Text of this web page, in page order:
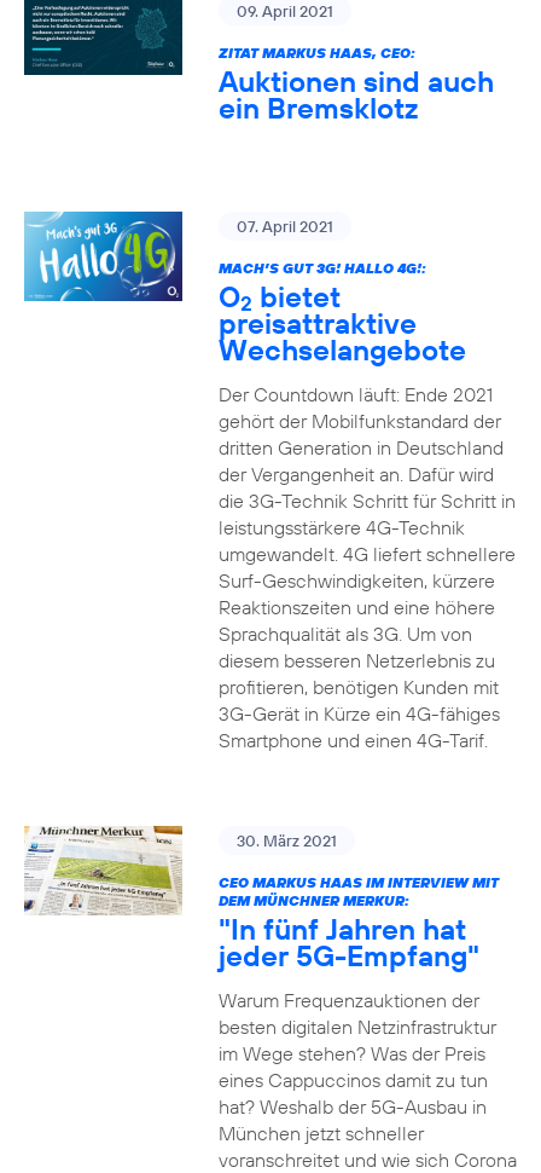
09. April 2021
ZITAT MARKUS HAAS, CEO:
Auktionen sind auch
ein Bremsklotz
07. April 2021
MACH’S GUT 3G! HALLO 4G!:
O2 bietet
preisattraktive
Wechselangebote
Der Countdown läuft: Ende 2021
gehört der Mobilfunkstandard der
dritten Generation in Deutschland
der Vergangenheit an. Dafür wird
die 3G-Technik Schritt für Schritt in
leistungsstärkere 4G-Technik
umgewandelt. 4G liefert schnellere
Surf-Geschwindigkeiten, kürzere
Reaktionszeiten und eine höhere
Sprachqualität als 3G. Um von
diesem besseren Netzerlebnis zu
profitieren, benötigen Kunden mit
3G-Gerät in Kürze ein 4G-fähiges
Smartphone und einen 4G-Tarif.
30. März 2021
CEO MARKUS HAAS IM INTERVIEW MIT
DEM MÜNCHNER MERKUR:
"In fünf Jahren hat
jeder 5G-Empfang"
Warum Frequenzauktionen der
besten digitalen Netzinfrastruktur
im Wege stehen? Was der Preis
eines Cappuccinos damit zu tun
hat? Weshalb der 5G-Ausbau in
München jetzt schneller
voranschreitet und wie sich Corona